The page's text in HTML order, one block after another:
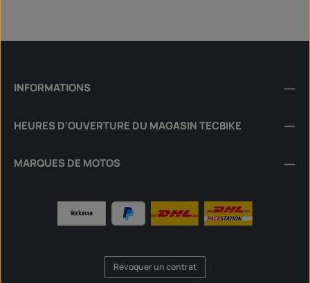
INFORMATIONS
HEURES D'OUVERTURE DU MAGASIN TECBIKE
MARQUES DE MOTOS
Révoquer un contrat